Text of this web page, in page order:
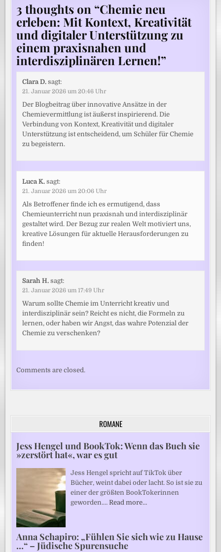
3 thoughts on “Chemie neu
erleben: Mit Kontext, Kreativität
und digitaler Unterstützung zu
einem praxisnahen und
interdisziplinären Lernen!”
Clara D. sagt:
21. Januar 2026 um 20:46 Uhr
Der Blogbeitrag über innovative Ansätze in der
Chemievermittlung ist äußerst inspirierend. Die
Verbindung von Kontext, Kreativität und digitaler
Unterstützung ist entscheidend, um Schüler für Chemie
zu begeistern.
Luca K. sagt:
21. Januar 2026 um 20:06 Uhr
Als Betroffener finde ich es ermutigend, dass
Chemieunterricht nun praxisnah und interdisziplinär
gestaltet wird. Der Bezug zur realen Welt motiviert uns,
kreative Lösungen für aktuelle Herausforderungen zu
finden!
Sarah H. sagt:
21. Januar 2026 um 17:49 Uhr
Warum sollte Chemie im Unterricht kreativ und
interdisziplinär sein? Reicht es nicht, die Formeln zu
lernen, oder haben wir Angst, das wahre Potenzial der
Chemie zu verschenken?
Comments are closed.
ROMANE
Jess Hengel und BookTok: Wenn das Buch sie
»zerstört hat«, war es gut
Jess Hengel spricht auf TikTok über
Bücher, weint dabei oder lacht. So ist sie zu
einer der größten BookTokerinnen
geworden.…Read more…
Anna Schapiro: „Fühlen Sie sich wie zu Hause
…“ – Jüdische Spurensuche